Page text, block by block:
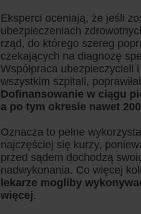
Eksperci oceniają, że jeśli
ubezpieczeniach
rząd, do którego szereg
czekających na diagnozę
Współpraca
wszystkim szpitali,
Dofinansowanie w ciągu
a po tym okresie nawet
Oznacza to pełne
najczęściej się kurzy,
przed sądem dochodzą
nadwykonania. Co więcej
lekarze mogliby
więcej.